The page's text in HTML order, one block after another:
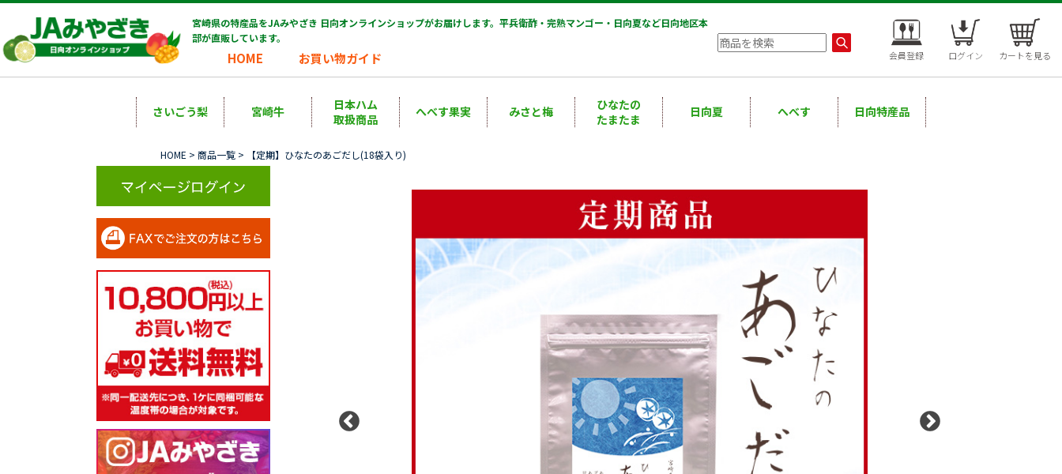
宮崎県の特産品をJAみやざき 日向オンラインショップがお届けします。平兵衛酢・完熟マンゴー・日向夏など日向地区本
部が直販しています。
HOME お買い物ガイド 会員登録 ログイン カートを見る
さいごう梨 宮崎牛
日本ハム
取扱商品
へべす果実 みさと梅
ひなたの
たまたま
日向夏 へべす 日向特産品
HOME >商品一覧 > 【定期】ひなたのあごだし(18袋入り)